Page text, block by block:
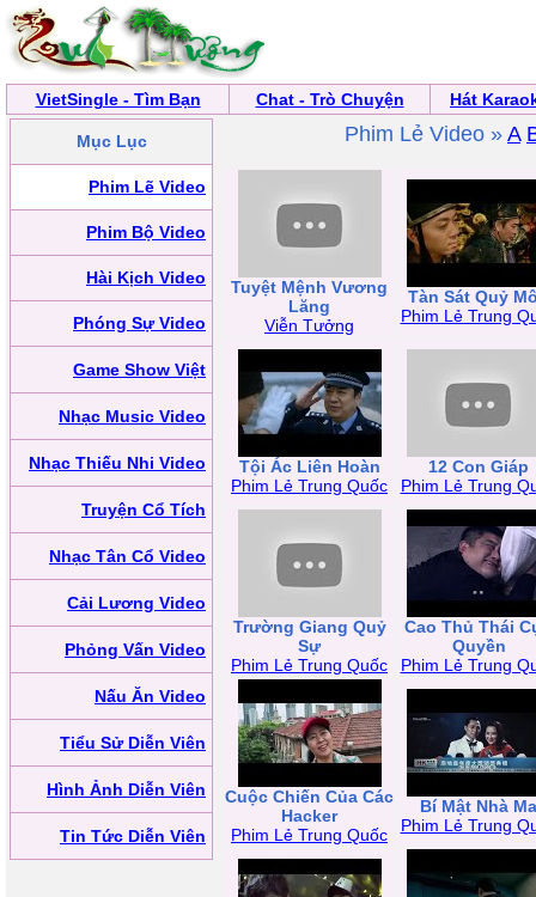
VietSingle - Tìm Bạn Chat - Trò Chuyện Hát
Mục Lục
Phim Lẽ Video
Phim Bộ Video
Hài Kịch Video
Phóng Sự Video
Game Show Việt
Nhạc Music Video
Nhạc Thiếu Nhi Video
Truyện Cổ Tích
Nhạc Tân Cổ Video
Cải Lương Video
Phỏng Vấn Video
Nấu Ăn Video
Tiểu Sử Diễn Viên
Hình Ảnh Diễn Viên
Tin Tức Diễn Viên
Phim Lẻ Video » A
Tuyệt Mệnh Vương
Lăng
Viễn Tưởng
Tàn Sát Quỷ
Phim Lẻ Trung
Tội Ác Liên Hoàn
Phim Lẻ Trung Quốc
12 Con Giáp
Phim Lẻ Trung
Trường Giang Quỷ
Sự
Phim Lẻ Trung Quốc
Cao Thủ Thái
Quyền
Phim Lẻ Trung
Cuộc Chiến Của Các
Hacker
Phim Lẻ Trung Quốc
Bí Mật Nhà Ma
Phim Lẻ Trung